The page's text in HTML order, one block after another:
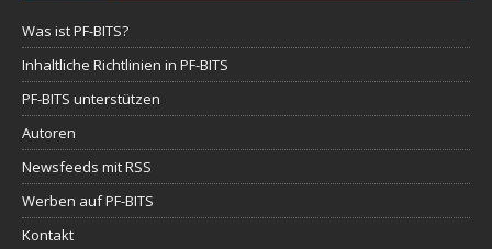
Was ist PF-BITS?
Inhaltliche Richtlinien in PF-BITS
PF-BITS unterstützen
Autoren
Newsfeeds mit RSS
Werben auf PF-BITS
Kontakt